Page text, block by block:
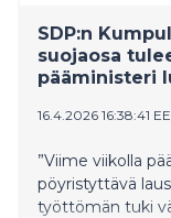
SDP:n
suojaosa
pääministeri
16.4.2026 16:38:41
”Viime viikolla
pöyristyttävä
työttömän tuki